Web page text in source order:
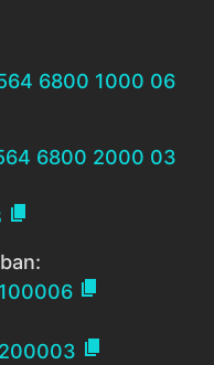
6800 1000 06
6800 2000 03


